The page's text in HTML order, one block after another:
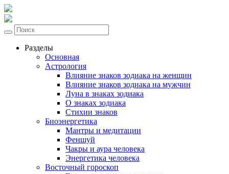
Разделы
Основная
Астрология
Влияние знаков зодиака на женщин
Влияние знаков зодиака на мужчин
Луна в знаках зодиака
О знаках зодиака
Стихии знаков
Биоэнергетика
Мантры и медитации
Феншуй
Чакры и аура человека
Энергетика человека
Восточный гороскоп